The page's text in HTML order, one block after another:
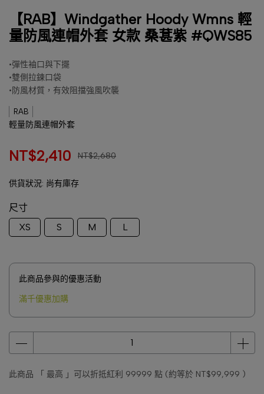
【RAB】Windgather Hoody Wmns 輕
量防風連帽外套 女款 桑葚紫 #QWS85
•彈性袖口與下擺
•雙側拉鍊口袋
•防風材質，有效阻擋強風吹襲
RAB
輕量防風連帽外套
NT$2,410 NT$2,680
供貨狀況: 尚有庫存
尺寸
XS
S M L
此商品參與的優惠活動
滿千優惠加購
此商品 「 最高 」可以折抵紅利 99999 點 (約等於 NT$99,999 )